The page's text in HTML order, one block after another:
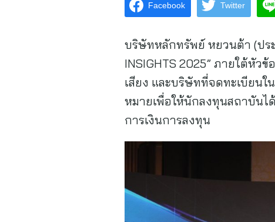
Facebook Twitter
บริษัทหลักทรัพย์ หยวนต้า (ประ
INSIGHTS 2025” ภายใต้หัวข้
เสียง และบริษัทที่จดทะเบียน
หมายเพื่อให้นักลงทุนสถาบัน
การเงินการลงทุน